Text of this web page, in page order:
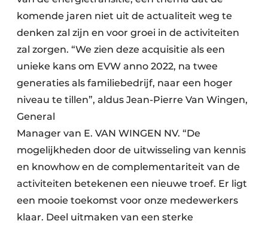
komende jaren niet uit de actualiteit weg te
denken zal zijn en voor groei in de activiteiten
zal zorgen. “We zien deze acquisitie als een
unieke kans om EVW anno 2022, na twee
generaties als familiebedrijf, naar een hoger
niveau te tillen”, aldus Jean-Pierre Van Wingen,
General
Manager van E. VAN WINGEN NV. “De
mogelijkheden door de uitwisseling van kennis
en knowhow en de complementariteit van de
activiteiten betekenen een nieuwe troef. Er ligt
een mooie toekomst voor onze medewerkers
klaar. Deel uitmaken van een sterke